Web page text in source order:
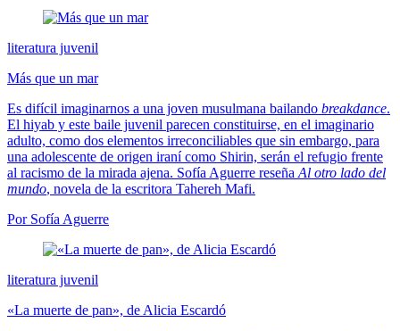
literatura juvenil
Más que un mar
Es difícil imaginarnos a una joven musulmana bailando breakdance.
El hiyab y este baile juvenil parecen constituirse, en el imaginario
adulto, como dos elementos irreconciliables que sin embargo, para
una adolescente de origen iraní como Shirin, serán el refugio frente
al racismo de la mirada ajena. Sofía Aguerre reseña Al otro lado del
mundo, novela de la escritora Tahereh Mafi.
Por Sofía Aguerre
literatura juvenil
«La muerte de pan», de Alicia Escardó